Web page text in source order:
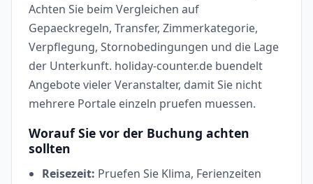
Achten Sie beim Vergleichen auf
Gepaeckregeln, Transfer, Zimmerkategorie,
Verpflegung, Stornobedingungen und die Lage
der Unterkunft. holiday-counter.de buendelt
Angebote vieler Veranstalter, damit Sie nicht
mehrere Portale einzeln pruefen muessen.
Worauf Sie vor der Buchung achten
sollten
Reisezeit: Pruefen Sie Klima, Ferienzeiten